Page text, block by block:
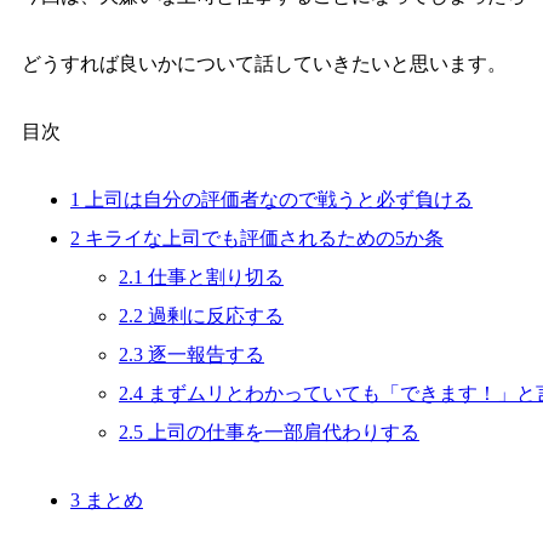
どうすれば良いかについて話していきたいと思います。
目次
1
上司は自分の評価者なので戦うと必ず負ける
2 キライな上司でも評価されるための5か条
2.1 仕事と割り切る
2.2 過剰に反応する
2.3 逐一報告する
2.4 まずムリとわかっていても「できます！」と
2.5 上司の仕事を一部肩代わりする
3 まとめ